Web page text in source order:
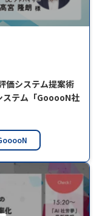
価システム提案術
ステム「GooooN社